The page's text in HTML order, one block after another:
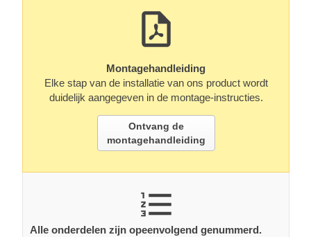
Montagehandleiding
Elke stap van de installatie van ons product wordt
duidelijk aangegeven in de montage-instructies.
Ontvang de
montagehandleiding
Alle onderdelen zijn opeenvolgend genummerd.